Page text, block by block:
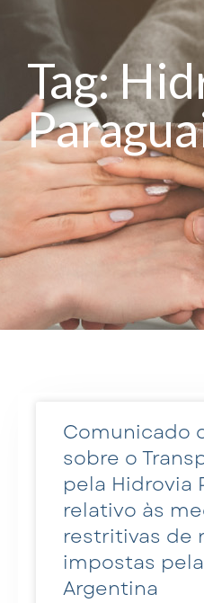
Tag:
Comunicado
sobre o
pela Hidrovia
relativo às
restritivas de
impostas
Argentina